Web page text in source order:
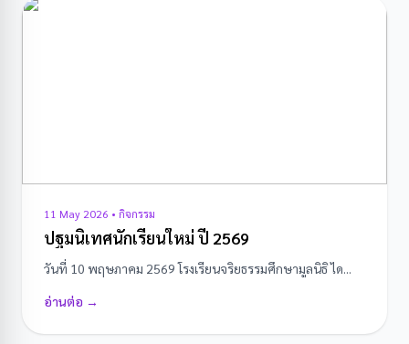
11 May 2026 • กิจกรรม
ปฐมนิเทศนักเรียนใหม่ ปี 2569
วันที่ 10 พฤษภาคม 2569 โรงเรียนจริยธรรมศึกษามูลนิธิ ได...
อ่านต่อ →